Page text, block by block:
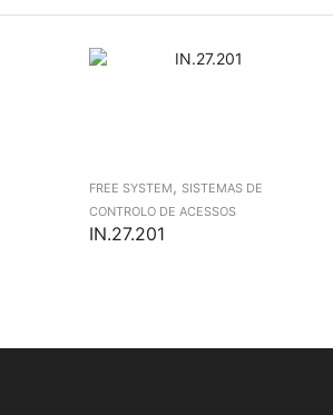
FREE SYSTEM, SISTEMAS DE
CONTROLO DE ACESSOS
IN.27.201